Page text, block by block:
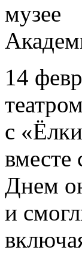
14
с
вместе
Днем
и